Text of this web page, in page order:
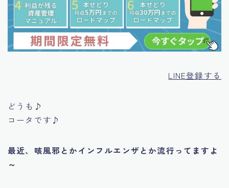
LINE登録する
どうも♪
コータです♪
最近、咳風邪とかインフルエンザとか流行ってますよ
～